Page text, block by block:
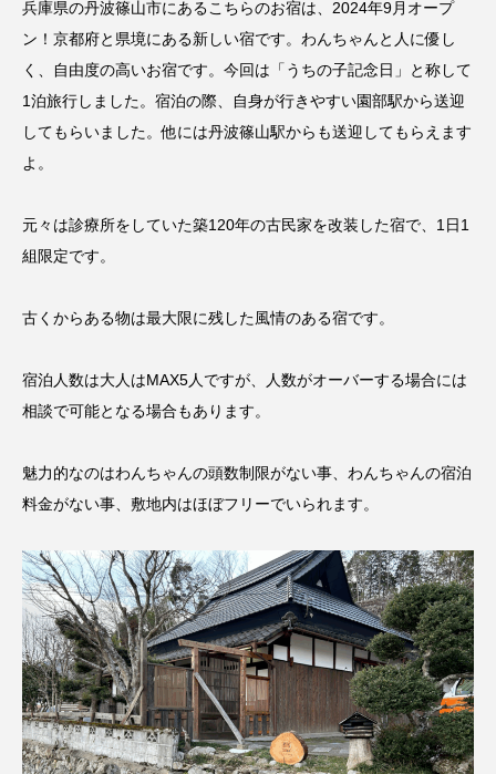
兵庫県の丹波篠山市にあるこちらのお宿は、2024年9月オープ
ン！京都府と県境にある新しい宿です。わんちゃんと人に優し
く、自由度の高いお宿です。今回は「うちの子記念日」と称して
1泊旅行しました。宿泊の際、自身が行きやすい園部駅から送迎
してもらいました。他には丹波篠山駅からも送迎してもらえます
よ。
元々は診療所をしていた築120年の古民家を改装した宿で、1日1
組限定です。
古くからある物は最大限に残した風情のある宿です。
宿泊人数は大人はMAX5人ですが、人数がオーバーする場合には
相談で可能となる場合もあります。
魅力的なのはわんちゃんの頭数制限がない事、わんちゃんの宿泊
料金がない事、敷地内はほぼフリーでいられます。